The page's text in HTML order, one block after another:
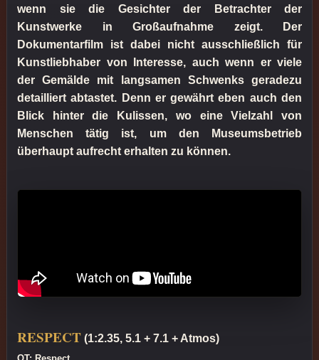
wenn sie die Gesichter der Betrachter der
Kunstwerke in Großaufnahme zeigt. Der
Dokumentarfilm ist dabei nicht ausschließlich für
Kunstliebhaber von Interesse, auch wenn er viele
der Gemälde mit langsamen Schwenks geradezu
detailliert abtastet. Denn er gewährt eben auch den
Blick hinter die Kulissen, wo eine Vielzahl von
Menschen tätig ist, um den Museumsbetrieb
überhaupt aufrecht erhalten zu können.
RESPECT (1:2.35, 5.1 + 7.1 + Atmos)